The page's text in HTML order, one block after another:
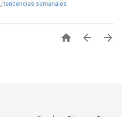
,tendencias semanales
  